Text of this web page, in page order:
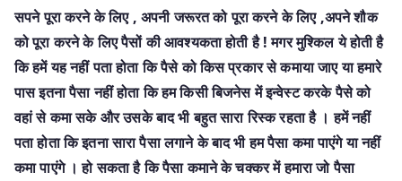
सपने पूरा करने के लिए , अपनी जरूरत को पूरा करने के लिए ,अपने शौक
को पूरा करने के लिए पैसों की आवश्यकता होती है ! मगर मुश्किल ये होती है
कि हमें यह नहीं पता होता कि पैसे को किस प्रकार से कमाया जाए या हमारे
पास इतना पैसा नहीं होता कि हम किसी बिजनेस में इन्वेस्ट करके पैसे को
वहां से कमा सके और उसके बाद भी बहुत सारा रिस्क रहता है । हमें नहीं
पता होता कि इतना सारा पैसा लगाने के बाद भी हम पैसा कमा पाएंगे या नहीं
कमा पाएंगे । हो सकता है कि पैसा कमाने के चक्कर में हमारा जो पैसा